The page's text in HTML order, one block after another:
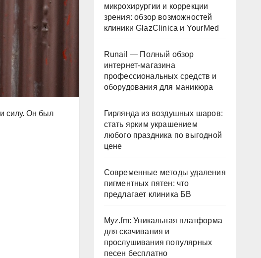
силу. Он был
микрохирургии и коррекции
зрения: обзор возможностей
клиники GlazClinica и YourMed
Runail — Полный обзор
интернет-магазина
профессиональных средств и
оборудования для маникюра
Гирлянда из воздушных шаров:
стать ярким украшением
любого праздника по выгодной
цене
Современные методы удаления
пигментных пятен: что
предлагает клиника БВ
Myz.fm: Уникальная платформа
для скачивания и
прослушивания популярных
песен бесплатно